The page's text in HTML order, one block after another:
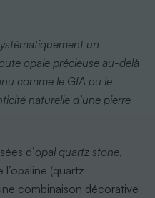
un
opale précieuse au-delà
comme le GIA ou le
naturelle d’une pierre
d’opal quartz stone,
(quartz
combinaison décorative